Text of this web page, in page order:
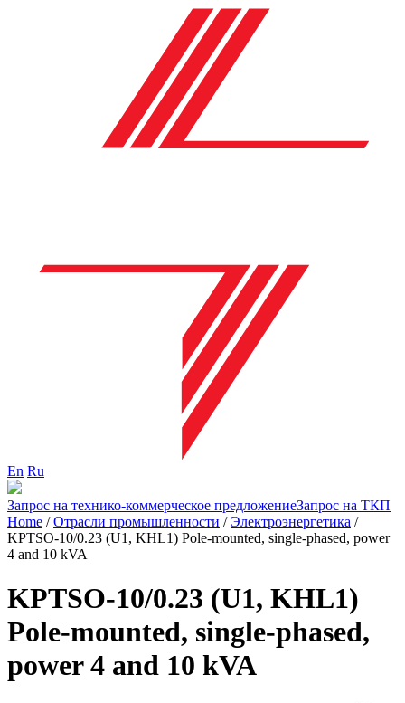
En Ru
Запрос на технико-коммерческое предложениеЗапрос на ТКП
Home /Отрасли промышленности /Электроэнергетика /
KPTSO-10/0.23 (U1, KHL1) Pole-mounted, single-phased, power
4 and 10 kVA
KPTSO-10/0.23 (U1, KHL1)
Pole-mounted, single-phased,
power 4 and 10 kVA